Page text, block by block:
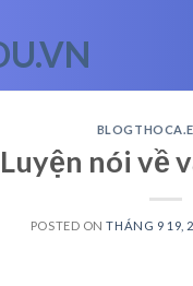
nói về
POSTED ONTHÁNG 9 19,